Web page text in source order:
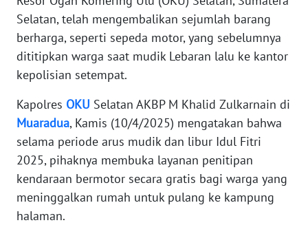
Selatan, telah mengembalikan sejumlah barang
berharga, seperti sepeda motor, yang sebelumnya
dititipkan warga saat mudik Lebaran lalu ke kantor
kepolisian setempat.
Kapolres OKU Selatan AKBP M Khalid Zulkarnain di
Muaradua, Kamis (10/4/2025) mengatakan bahwa
selama periode arus mudik dan libur Idul Fitri
2025, pihaknya membuka layanan penitipan
kendaraan bermotor secara gratis bagi warga yang
meninggalkan rumah untuk pulang ke kampung
halaman.
KARIR
DISCLAIMER
Wahana
News
Regional
WN
SUMUT
WN
JAKARTA